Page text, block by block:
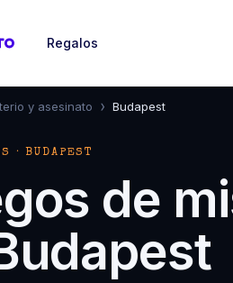
Regalos
y asesinato › Budapest
· BUDAPEST
de